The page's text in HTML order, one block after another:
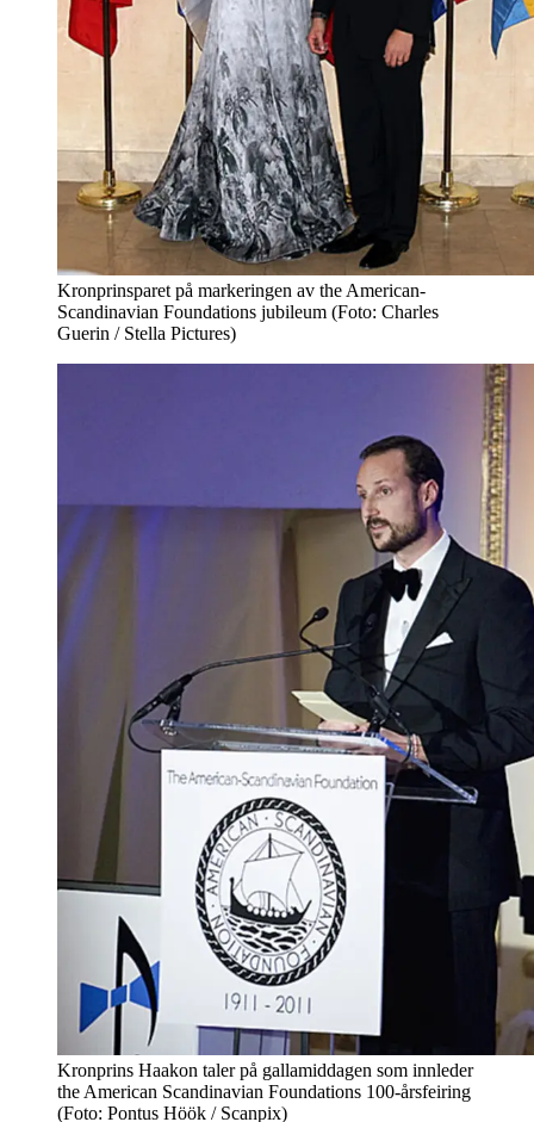
Kronprinsparet på markeringen av the American-
Scandinavian Foundations jubileum (Foto: Charles
Guerin / Stella Pictures)
Kronprins Haakon taler på gallamiddagen som innleder
the American Scandinavian Foundations 100-årsfeiring
(Foto: Pontus Höök / Scanpix)